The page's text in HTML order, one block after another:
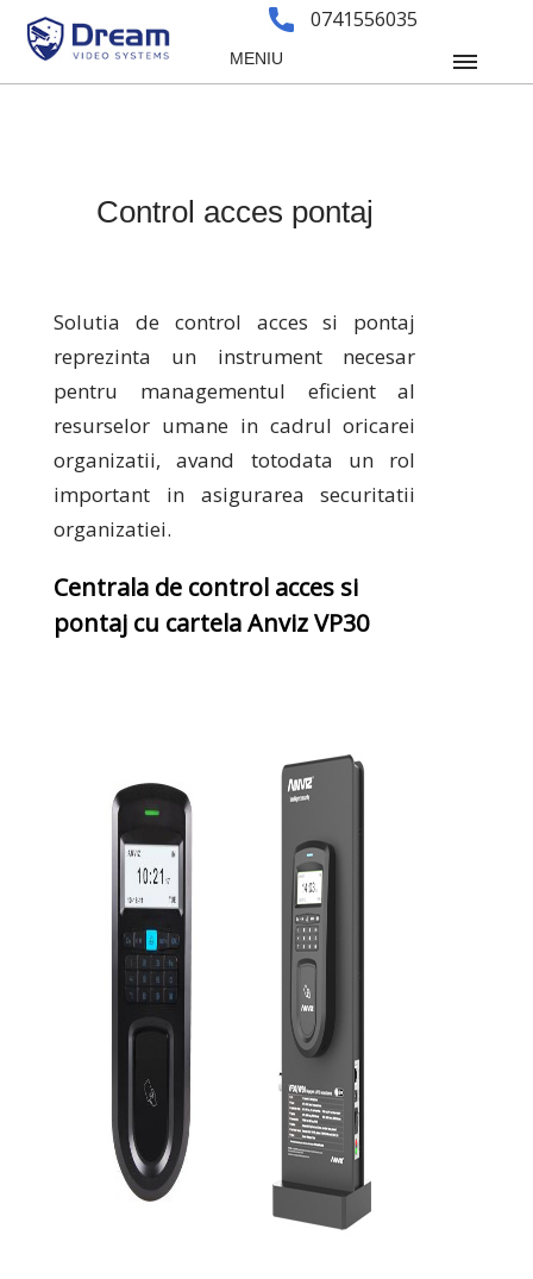
0741556035
MENIU
Control acces pontaj
Solutia de control acces si pontaj
reprezinta un instrument necesar
pentru managementul eficient al
resurselor umane in cadrul oricarei
organizatii, avand totodata un rol
important in asigurarea securitatii
organizatiei.
Centrala de control acces si
pontaj cu cartela Anviz VP30